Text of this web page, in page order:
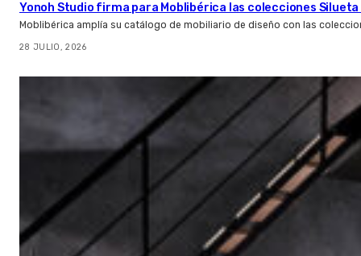
Yonoh Studio firma para Moblibérica las colecciones Silueta
Moblibérica amplía su catálogo de mobiliario de diseño con las
28 JULIO, 2026